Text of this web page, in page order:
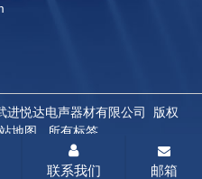
悦达电声器材有限公司 版权
地图 所有标签
联系我们 邮箱